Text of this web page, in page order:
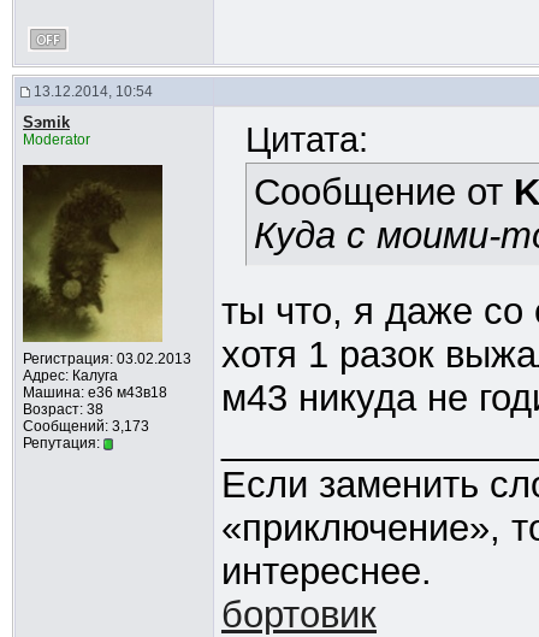
13.12.2014, 10:54
Sэmik
Moderator
Регистрация: 03.02.2013
Адрес: Калуга
Машина: е36 м43в18
Возраст: 38
Сообщений: 3,173
Репутация:
Цитата:
Сообщение от
Куда с моими-
ты что, я даже
хотя 1 разок
м43 никуда не
Если заменить
«приключение»,
интереснее.
бортовик